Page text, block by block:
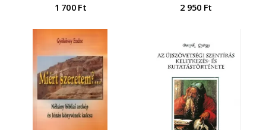
1 700 Ft 2 950 Ft